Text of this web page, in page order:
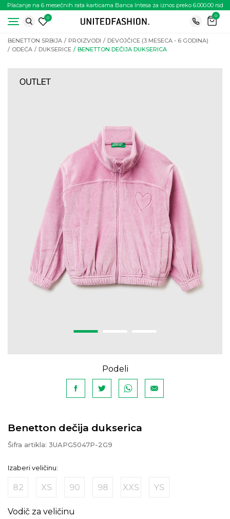
Plaćanje na 6 mesečnih rata karticama Banca Intesa za iznos preko 6.000.00 rsd
0
0
BENETTON SRBIJA PROIZVODI
DEVOJČICE (3 MESECA - 6 GODINA)
ODEĆA
DUKSERICE BENETTON DEČIJA DUKSERICA
Podeli
Benetton dečija dukserica
Šifra artikla: 3UAPG5047P-2G9
Izaberi veličinu:
82 XS 90 98 XXS YS
Vodič za veličinu